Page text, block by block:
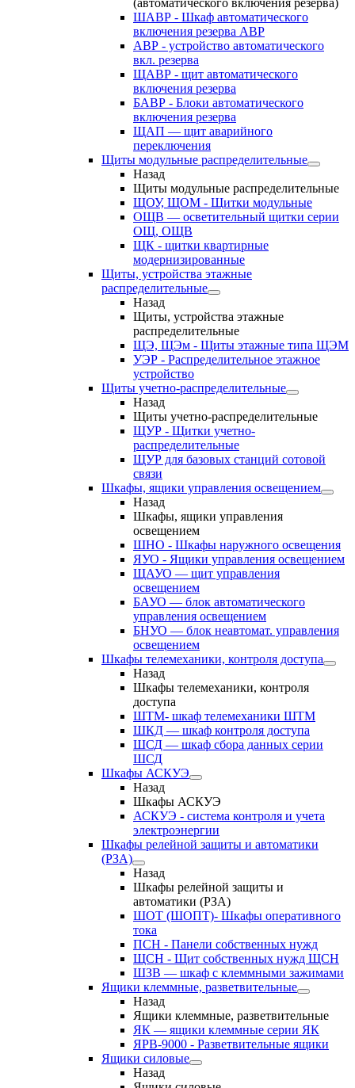
(автоматического включения резерва)
ШАВР - Шкаф автоматического
включения резерва АВР
АВР - устройство автоматического
вкл. резерва
ЩАВР - щит автоматического
включения резерва
БАВР - Блоки автоматического
включения резерва
ЩАП — щит аварийного
переключения
Щиты модульные распределительные
Назад
Щиты модульные распределительные
ЩОУ, ЩОМ - Щитки модульные
ОЩВ — осветительный щитки серии
ОЩ, ОЩВ
ЩК - щитки квартирные
модернизированные
Щиты, устройства этажные
распределительные
Назад
Щиты, устройства этажные
распределительные
ЩЭ, ЩЭм - Щиты этажные типа ЩЭМ
УЭР - Распределительное этажное
устройство
Щиты учетно-распределительные
Назад
Щиты учетно-распределительные
ЩУР - Щитки учетно-
распределительные
ЩУР для базовых станций сотовой
связи
Шкафы, ящики управления освещением
Назад
Шкафы, ящики управления
освещением
ШНО - Шкафы наружного освещения
ЯУО - Ящики управления освещением
ЩАУО — щит управления
освещением
БАУО — блок автоматического
управления освещением
БНУО — блок неавтомат. управления
освещением
Шкафы телемеханики, контроля доступа
Назад
Шкафы телемеханики, контроля
доступа
ШТМ- шкаф телемеханики ШТМ
ШКД — шкаф контроля доступа
ШСД — шкаф сбора данных серии
ШСД
Шкафы АСКУЭ
Назад
Шкафы АСКУЭ
АСКУЭ - система контроля и учета
электроэнергии
Шкафы релейной защиты и автоматики
(РЗА)
Назад
Шкафы релейной защиты и
автоматики (РЗА)
ШОТ (ШОПТ)- Шкафы оперативного
тока
ПСН - Панели собственных нужд
ЩСН - Щит собственных нужд ЩСН
ШЗВ — шкаф с клеммными зажимами
Ящики клеммные, разветвительные
Назад
Ящики клеммные, разветвительные
ЯК — ящики клеммные серии ЯК
ЯРВ-9000 - Разветвительные ящики
Ящики силовые
Назад